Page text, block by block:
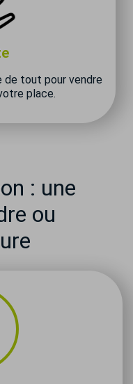
tout pour vendre
place.
: une
ou